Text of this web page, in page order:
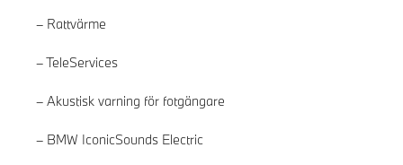
Rattvärme
TeleServices
Akustisk varning för fotgängare
BMW IconicSounds Electric
Läs mer